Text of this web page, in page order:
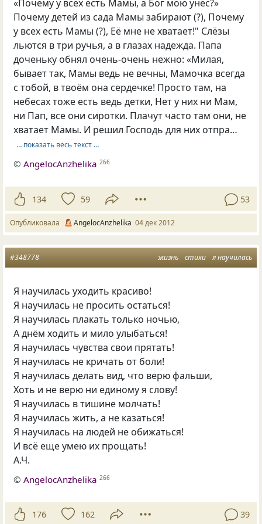
«Почему у всех есть Мамы, а Бог мою унёс?»
Почему детей из сада Мамы забирают (?), Почему
у всех есть Мамы (?), Её мне не хватает!" Слёзы
льются в три ручья, а в глазах надежда. Папа
доченьку обнял очень-очень нежно: «Милая,
бывает так, Мамы ведь не вечны, Мамочка всегда
с тобой, в твоём она сердечке! Просто там, на
небесах тоже есть ведь детки, Нет у них ни Мам,
ни Пап, все они сиротки. Плачут часто там они, не
хватает Мамы. И решил Господь для них отпра…
… показать весь текст …
©AngelocAnzhelika 266
134 59 53
Опубликовала AngelocAnzhelika 04 дек 2012
жизнь стихи я научилась
#348778
Я научилась уходить красиво!
Я научилась не просить остаться!
Я научилась плакать только ночью,
А днём ходить и мило улыбаться!
Я научилась чувства свои прятать!
Я научилась не кричать от боли!
Я научилась делать вид, что верю фальши,
Хоть и не верю ни единому я слову!
Я научилась в тишине молчать!
Я научилась жить, а не казаться!
Я научилась на людей не обижаться!
И всё еще умею их прощать!
А.Ч.
©AngelocAnzhelika 266
176 162 39